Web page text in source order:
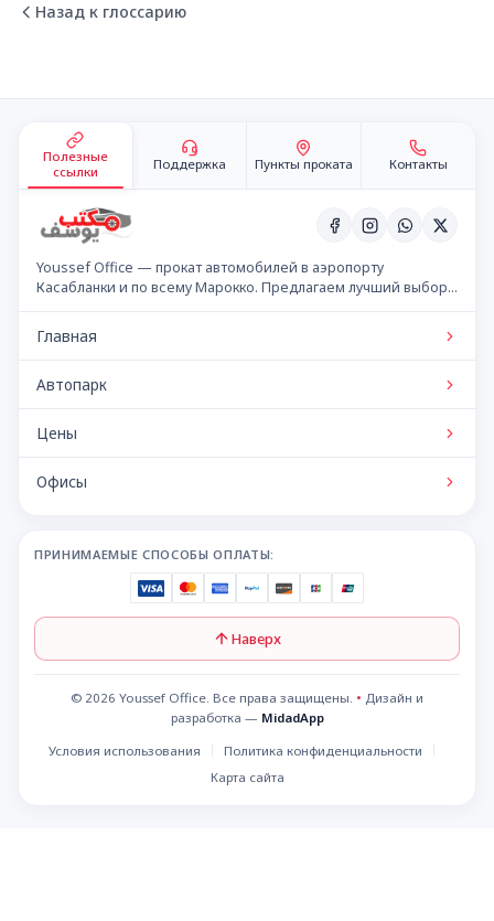
Назад к глоссарию
Полезные
ссылки
Поддержка Пункты проката Контакты
Youssef Office — прокат автомобилей в аэропорту
Касабланки и по всему Марокко. Предлагаем лучший выбор
Главная
Автопарк
Цены
Офисы
ПРИНИМАЕМЫЕ СПОСОБЫ ОПЛАТЫ:
Наверх
© 2026 Youssef Office. Все права защищены. • Дизайн и
разработка — MidadApp
Условия использования
Политика конфиденциальности
Карта сайта